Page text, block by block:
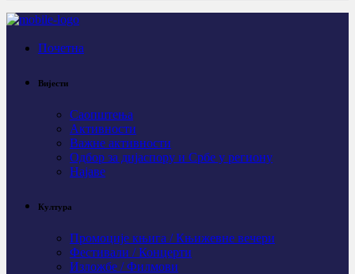
Почетна
Вијести
Саопштења
Активности
Важне активности
Одбор за дијаспору и Србе у региону
Најаве
Култура
Промоције књига / Књижевне вечери
Фестивали / Концерти
Изложбе / Филмови